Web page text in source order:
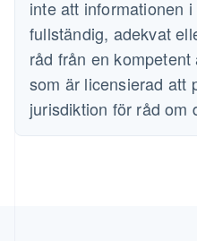
inte att informationen
fullständig, adekvat
råd från en
som är licensierad att
jurisdiktion för råd om
Frankrike
Français English
Förenade Arabemiraten
English
Gibraltar
English